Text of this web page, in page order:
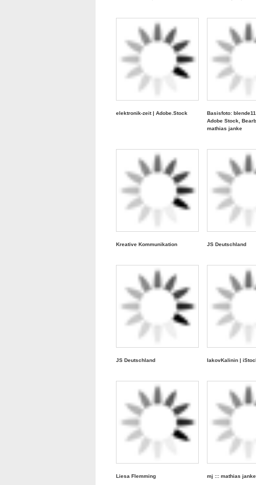
elektronik-zeit | Adobe.Stock
Basisfoto:
Adobe Stock,
mathias janke
Kreative Kommunikation JS Deutschland
JS Deutschland IakovKalinin |
Liesa Flemming mj ::: mathias janke